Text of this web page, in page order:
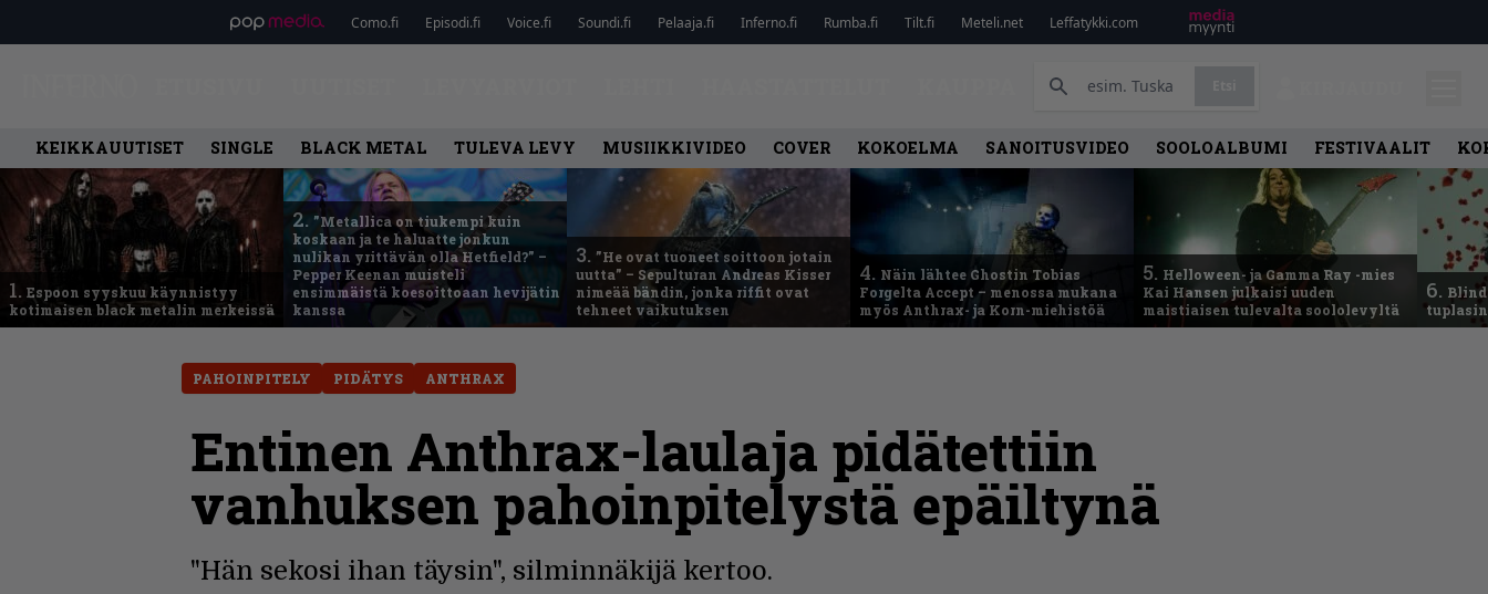
Como.fi Episodi.fi Voice.fi Soundi.fi Pelaaja.fi Inferno.fi Rumba.fi Tilt.fi Meteli.net Leffatykki.com
KEIKKAUUTISET SINGLE BLACK METAL TULEVA LEVY MUSIIKKIVIDEO COVER KOKOELMA SANOITUSVIDEO SOOLOALBUMI FESTIVAALIT
1. Espoon syyskuu käynnistyy
kotimaisen black metalin merkeissä
2. ”Metallica on tiukempi kuin
koskaan ja te haluatte jonkun
nulikan yrittävän olla Hetfield?” –
Pepper Keenan muisteli
ensimmäistä koesoittoaan hevijätin
kanssa
3. ”He ovat tuoneet soittoon jotain
uutta” – Sepulturan Andreas Kisser
nimeää bändin, jonka riffit ovat
tehneet vaikutuksen
4. Näin lähtee Ghostin Tobias
Forgelta Accept – menossa mukana
myös Anthrax- ja Korn-miehistöä
5. Helloween- ja Gamma Ray -mies
Kai Hansen julkaisi uuden
maistiaisen tulevalta soololevyltä
6.
PAHOINPITELY PIDÄTYS ANTHRAX
Entinen Anthrax-laulaja pidätettiin
vanhuksen pahoinpitelystä epäiltynä
"Hän sekosi ihan täysin", silminnäkijä kertoo.